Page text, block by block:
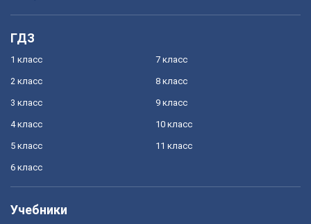
ГДЗ
1 класс
2 класс
3 класс
4 класс
5 класс
6 класс
7 класс
8 класс
9 класс
10 класс
11 класс
Учебники